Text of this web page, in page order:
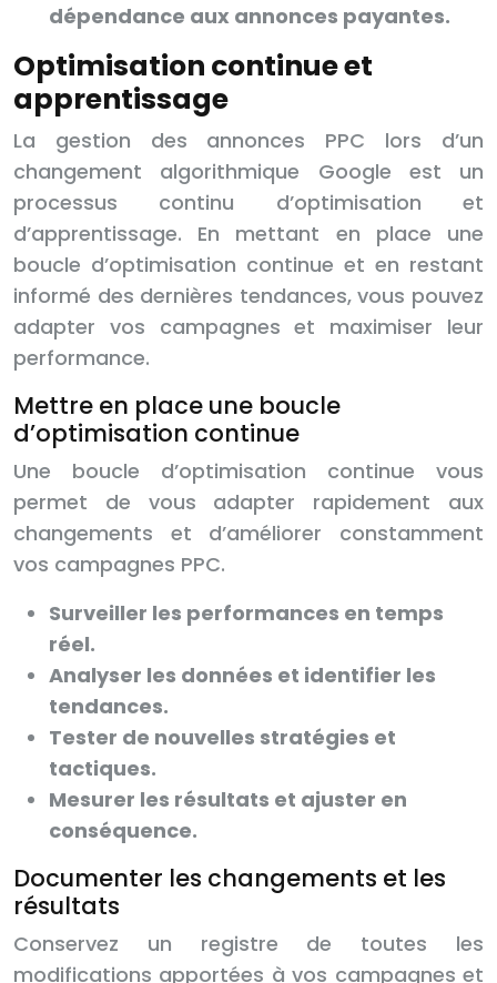
dépendance aux annonces payantes.
Optimisation continue et
apprentissage
La gestion des annonces PPC lors d’un
changement algorithmique Google est un
processus continu d’optimisation et
d’apprentissage. En mettant en place une
boucle d’optimisation continue et en restant
informé des dernières tendances, vous pouvez
adapter vos campagnes et maximiser leur
performance.
Mettre en place une boucle
d’optimisation continue
Une boucle d’optimisation continue vous
permet de vous adapter rapidement aux
changements et d’améliorer constamment
vos campagnes PPC.
Surveiller les performances en temps
réel.
Analyser les données et identifier les
tendances.
Tester de nouvelles stratégies et
tactiques.
Mesurer les résultats et ajuster en
conséquence.
Documenter les changements et les
résultats
Conservez un registre de toutes les
modifications apportées à vos campagnes et